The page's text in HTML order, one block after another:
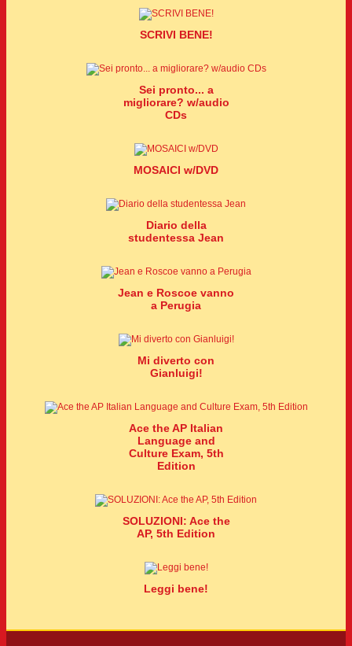
SCRIVI BENE!
Sei pronto... a
migliorare? w/audio
CDs
MOSAICI w/DVD
Diario della
studentessa Jean
Jean e Roscoe vanno
a Perugia
Mi diverto con
Gianluigi!
Ace the AP Italian
Language and
Culture Exam, 5th
Edition
SOLUZIONI: Ace the
AP, 5th Edition
Leggi bene!